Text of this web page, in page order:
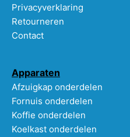
Privacyverklaring
Retourneren
Contact
Apparaten
Afzuigkap onderdelen
Fornuis onderdelen
Koffie onderdelen
Koelkast onderdelen